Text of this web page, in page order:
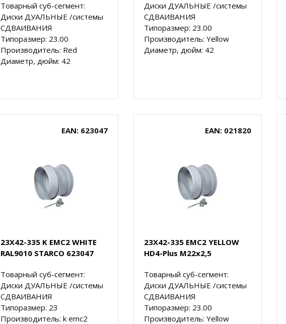
Товарный суб-сегмент:
Диски ДУАЛЬНЫЕ /системы
СДВАИВАНИЯ
Типоразмер: 23.00
Производитель: Red
Диаметр, дюйм: 42
Диски ДУАЛЬНЫЕ /системы
СДВАИВАНИЯ
Типоразмер: 23.00
Производитель: Yellow
Диаметр, дюйм: 42
EAN: 623047
23X42-335 K EMC2 WHITE
RAL9010 STARCO 623047
Товарный суб-сегмент:
Диски ДУАЛЬНЫЕ /системы
СДВАИВАНИЯ
Типоразмер: 23
Производитель: k emc2
EAN: 021820
23X42-335 EMC2 YELLOW
HD4-Plus M22x2,5
Товарный суб-сегмент:
Диски ДУАЛЬНЫЕ /системы
СДВАИВАНИЯ
Типоразмер: 23.00
Производитель: Yellow